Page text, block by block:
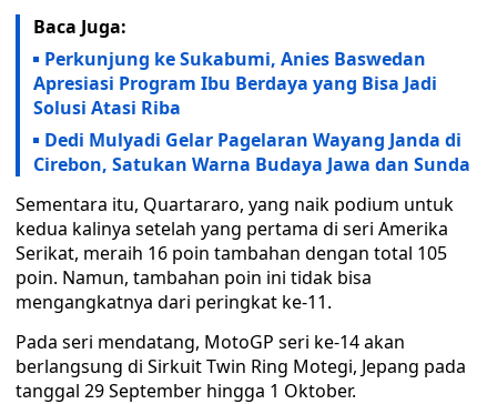
Baca Juga:
Perkunjung ke Sukabumi, Anies Baswedan
Apresiasi Program Ibu Berdaya yang Bisa Jadi
Solusi Atasi Riba
Dedi Mulyadi Gelar Pagelaran Wayang Janda di
Cirebon, Satukan Warna Budaya Jawa dan Sunda
Sementara itu, Quartararo, yang naik podium untuk
kedua kalinya setelah yang pertama di seri Amerika
Serikat, meraih 16 poin tambahan dengan total 105
poin. Namun, tambahan poin ini tidak bisa
mengangkatnya dari peringkat ke-11.
Pada seri mendatang, MotoGP seri ke-14 akan
berlangsung di Sirkuit Twin Ring Motegi, Jepang pada
tanggal 29 September hingga 1 Oktober.